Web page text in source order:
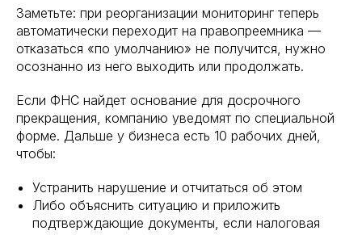
Заметьте: при реорганизации мониторинг теперь
автоматически переходит на правопреемника —
отказаться «по умолчанию» не получится, нужно
осознанно из него выходить или продолжать.
Если ФНС найдет основание для досрочного
прекращения, компанию уведомят по специальной
форме. Дальше у бизнеса есть 10 рабочих дней,
чтобы:
Устранить нарушение и отчитаться об этом
Либо объяснить ситуацию и приложить
подтверждающие документы, если налоговая